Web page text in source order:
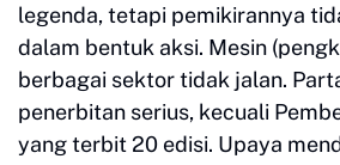
legenda, tetapi pemikirannya
dalam bentuk aksi. Mesin
berbagai sektor tidak jalan.
penerbitan serius, kecuali
yang terbit 20 edisi. Upaya